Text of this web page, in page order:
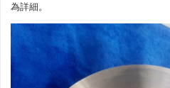
為詳細。